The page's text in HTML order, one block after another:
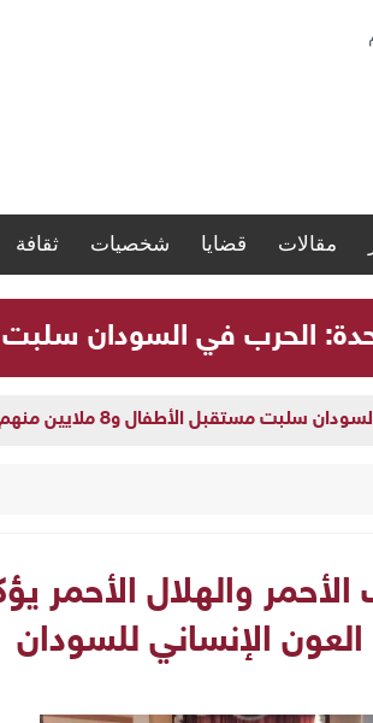
مقالات قضايا شخصيات ثقافة
الحرب في السودان سلبت مستقبل الأطفال
مستقبل الأطفال و8 ملايين منهم خارج المدارس
والهلال الأحمر
الإنساني للسودان